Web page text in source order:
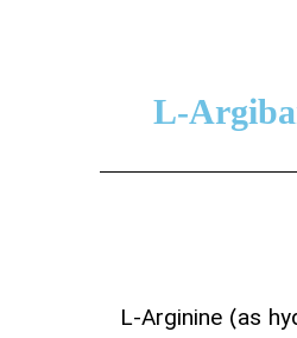
L-
L-Arginine (as